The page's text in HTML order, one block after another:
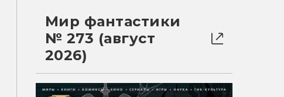
Мир фантастики
№ 273 (август
2026)